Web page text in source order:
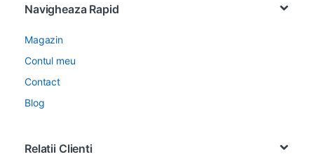
Navigheaza Rapid
Magazin
Contul meu
Contact
Blog
Relatii Clienti